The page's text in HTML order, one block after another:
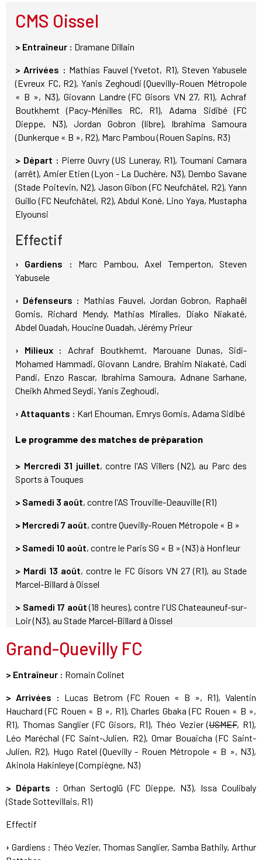
CMS Oissel
> Entraîneur : Dramane Dillain
> Arrivées : Mathias Fauvel (Yvetot, R1), Steven Yabusele
(Evreux FC, R2), Yanis Zeghoudi (Quevilly-Rouen Métropole
« B », N3), Giovann Landre (FC Gisors VN 27, R1), Achraf
Boutkhemt (Pacy-Ménilles RC, R1), Adama Sidibé (FC
Dieppe, N3), Jordan Gobron (libre), Ibrahima Samoura
(Dunkerque « B », R2), Marc Pambou (Rouen Sapins, R3)
> Départ : Pierre Ouvry (US Luneray, R1), Toumani Camara
(arrêt), Amier Etien (Lyon - La Duchère, N3), Dembo Savane
(Stade Poitevin, N2), Jason Gibon (FC Neufchâtel, R2), Yann
Guillo (FC Neufchâtel, R2), Abdul Koné, Lino Yaya, Mustapha
Elyounsi
Effectif
› Gardiens : Marc Pambou, Axel Temperton, Steven
Yabusele
› Défenseurs : Mathias Fauvel, Jordan Gobron, Raphaël
Gomis, Richard Mendy, Mathias Miralles, Diako Niakaté,
Abdel Ouadah, Houcine Ouadah, Jérémy Prieur
› Milieux :
Achraf Boutkhemt, Marouane Dunas, Sidi-
Mohamed Hammadi, Giovann Landre, Brahim Niakaté, Cadi
Pandi, Enzo Rascar, Ibrahima Samoura, Adnane Sarhane,
Cheikh Ahmed Seydi, Yanis Zeghoudi,
› Attaquants : Karl Ehouman, Emrys Gomis, Adama Sidibé
Le programme des matches de préparation
> Mercredi 31 juillet, contre l'AS Villers (N2), au Parc des
Sports à Touques
> Samedi 3 août, contre l'AS Trouville-Deauville (R1)
> Mercredi 7 août, contre Quevilly-Rouen Métropole « B »
> Samedi 10 août, contre le Paris SG « B » (N3) à Honfleur
> Mardi 13 août, contre le FC Gisors VN 27 (R1), au Stade
Marcel-Billard à Oissel
> Samedi 17 août(18 heures), contre l'US Chateauneuf-sur-
Loir (N3), au Stade Marcel-Billard à Oissel
Grand-Quevilly FC
> Entraîneur : Romain Colinet
> Arrivées : Lucas Betrom (FC Rouen « B », R1), Valentin
Hauchard (FC Rouen « B », R1), Charles Gbaka (FC Rouen « B »,
R1), Thomas Sanglier (FC Gisors, R1), Théo Vezier (USMEF, R1),
Léo Maréchal (FC Saint-Julien, R2), Omar Bouaicha (FC Saint-
Julien, R2), Hugo Ratel (Quevilly - Rouen Métropole « B », N3),
Akinola Hakinleye (Compiègne, N3)
> Départs : Orhan Sertoglü (FC Dieppe, N3), Issa Coulibaly
(Stade Sottevillais, R1)
Effectif
› Gardiens : Théo Vezier, Thomas Sanglier, Samba Bathily, Arthur